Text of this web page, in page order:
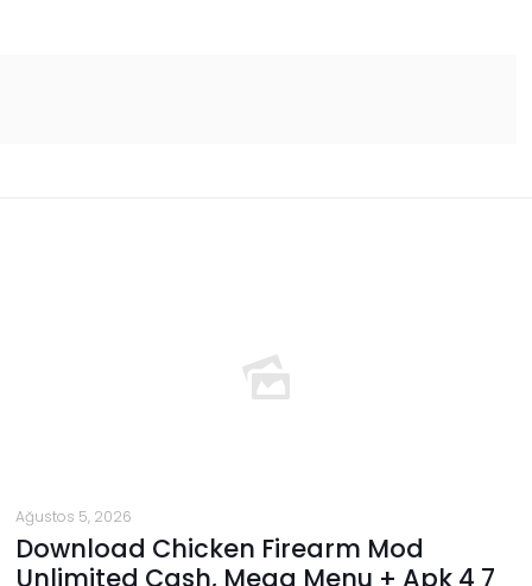
Ağustos 5, 2026
Download Chicken Firearm Mod
Unlimited Cash, Mega Menu + Apk 4 7